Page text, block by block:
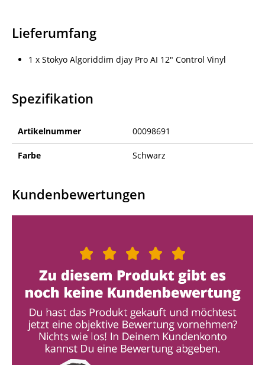
Lieferumfang
1 x Stokyo Algoriddim djay Pro AI 12" Control Vinyl
Spezifikation
Artikelnummer 00098691
Farbe Schwarz
Kundenbewertungen